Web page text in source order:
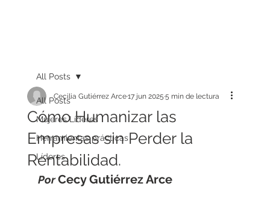
All Posts
Mujeres Líderes
Herramientas prácticas
Líderes
All Posts
Cómo Humanizar las
Empresas sin Perder la
Rentabilidad.
Cecilia Gutiérrez Arce17 jun 20255 min de lectura
Por Cecy Gutiérrez Arce